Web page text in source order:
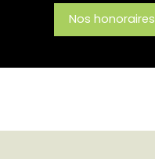
Nos honoraires